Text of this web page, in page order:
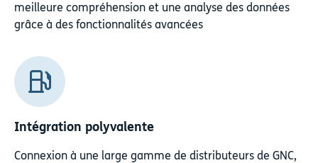
meilleure compréhension et une analyse des données
grâce à des fonctionnalités avancées
Intégration polyvalente
Connexion à une large gamme de distributeurs de GNC,